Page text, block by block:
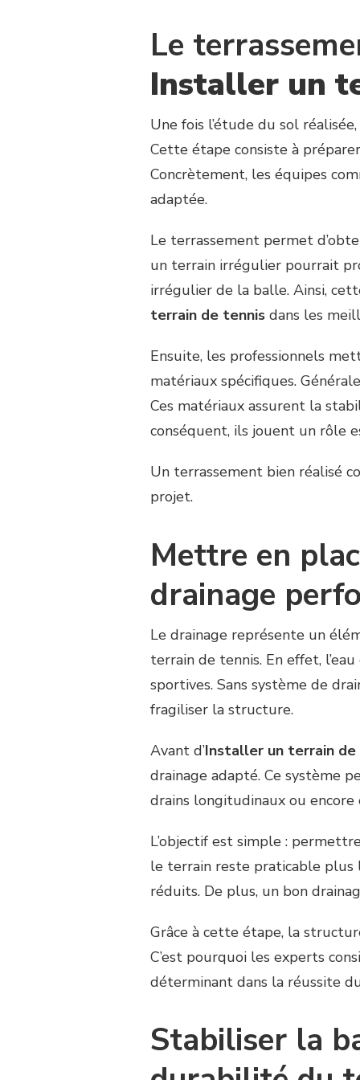
Le
Installer un
Une fois l’étude du sol
Cette étape consiste à
Concrètement, les équipes
adaptée.
Le terrassement permet
un terrain irrégulier pourrait
irrégulier de la balle. Ainsi,
terrain de tennis dans les
Ensuite, les professionnels
matériaux spécifiques.
Ces matériaux assurent la
conséquent, ils jouent un rôle
Un terrassement bien réalisé
projet.
Mettre en
drainage
Le drainage représente un
terrain de tennis. En effet,
sportives. Sans système de
fragiliser la structure.
Avant d’Installer un terrain de
drainage adapté. Ce système
drains longitudinaux ou encore
L’objectif est simple :
le terrain reste praticable
réduits. De plus, un bon
Grâce à cette étape, la
C’est pourquoi les experts
déterminant dans la réussite
Stabiliser la